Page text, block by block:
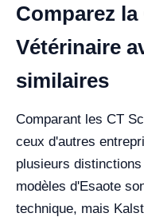
Comparez
Vétérinaire
similaires
Comparant les CT
ceux d'autres
plusieurs
modèles d'Esaote
technique, mais